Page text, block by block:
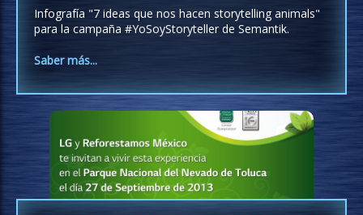
Infografía "7 ideas que nos hacen storytelling animals"
para la campaña #YoSoyStoryteller de Semantik.
Saber más...